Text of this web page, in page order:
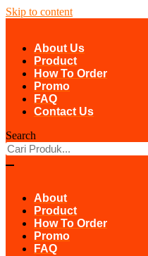
Skip to content
About Us
Product
How To Order
Promo
FAQ
Contact Us
Search
About
Product
How To Order
Promo
FAQ